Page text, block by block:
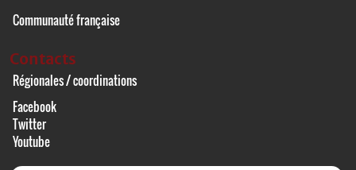
Communauté française
Contacts
Régionales / coordinations
Facebook
Twitter
Youtube